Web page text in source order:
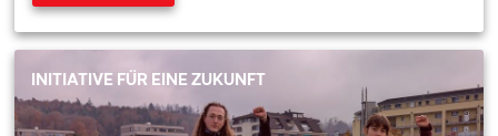
INITIATIVE FÜR EINE ZUKUNFT